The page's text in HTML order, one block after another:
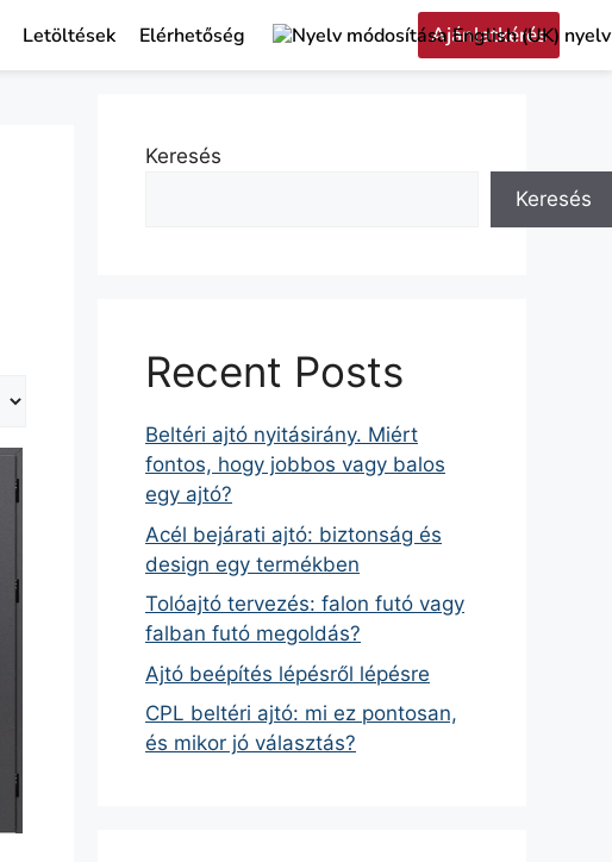
Letöltések Elérhetőség Ajánlatkérés
Keresés
Keresés
Recent Posts
Beltéri ajtó nyitásirány. Miért
fontos, hogy jobbos vagy balos
egy ajtó?
Acél bejárati ajtó: biztonság és
design egy termékben
Tolóajtó tervezés: falon futó vagy
falban futó megoldás?
Ajtó beépítés lépésről lépésre
CPL beltéri ajtó: mi ez pontosan,
és mikor jó választás?